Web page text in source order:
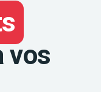
vos